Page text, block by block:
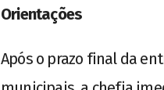
Orientações
Após o prazo final da